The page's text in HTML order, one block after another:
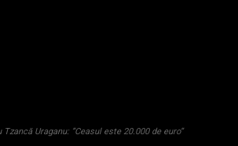
Uraganu: ”Ceasul este 20.000 de euro”